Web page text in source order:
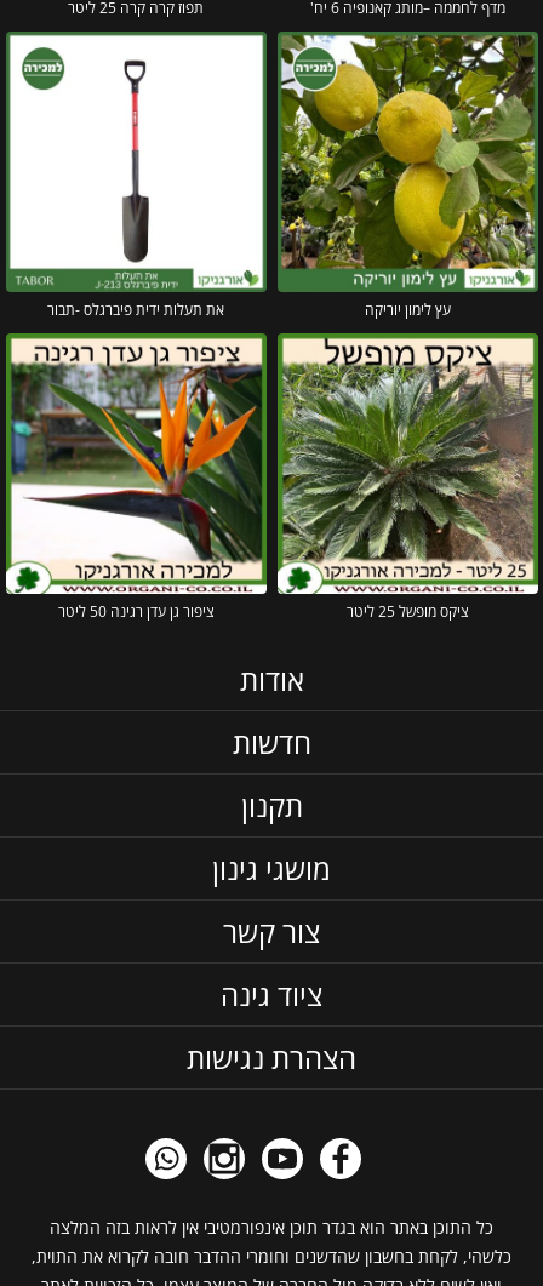
מדף לחממה –מותג קאנופיה 6 יח' תפוז קרה קרה 25 ליטר
עץ לימון יוריקה את תעלות ידית פיברגלס -תבור
ציקס מופשל 25 ליטר ציפור גן עדן רגינה 50 ליטר
אודות
חדשות
תקנון
מושגי גינון
צור קשר
ציוד גינה
הצהרת נגישות
כל התוכן באתר הוא בגדר תוכן אינפורמטיבי אין לראות בזה המלצה
כלשהי, לקחת בחשבון שהדשנים וחומרי ההדבר חובה לקרוא את התוית,